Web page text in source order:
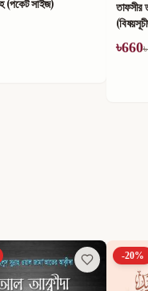
কুরআন
-20%